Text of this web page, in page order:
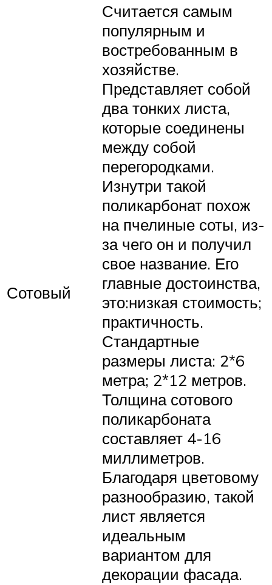
Сотовый
Считается самым
популярным и
востребованным в
хозяйстве.
Представляет собой
два тонких листа,
которые соединены
между собой
перегородками.
Изнутри такой
поликарбонат похож
на пчелиные соты, из-
за чего он и получил
свое название. Его
главные достоинства,
это:низкая стоимость;
практичность.
Стандартные
размеры листа: 2*6
метра; 2*12 метров.
Толщина сотового
поликарбоната
составляет 4-16
миллиметров.
Благодаря цветовому
разнообразию, такой
лист является
идеальным
вариантом для
декорации фасада.